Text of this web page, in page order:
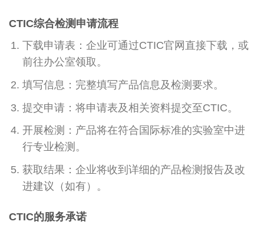
CTIC综合检测申请流程
下载申请表：企业可通过CTIC官网直接下载，或
前往办公室领取。
填写信息：完整填写产品信息及检测要求。
提交申请：将申请表及相关资料提交至CTIC。
开展检测：产品将在符合国际标准的实验室中进
行专业检测。
获取结果：企业将收到详细的产品检测报告及改
进建议（如有）。
CTIC的服务承诺